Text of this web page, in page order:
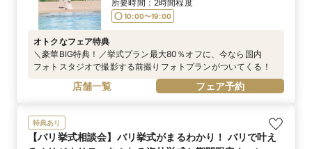
所要時間： 2時間程度
10:00〜19:00
オトクなフェア特典
＼豪華BIG特典！／挙式プラン最大80％オフに、今なら国内
フォトスタジオで撮影する前撮りフォトプランがついてくる！
店舗一覧 フェア予約
特典あり
【バリ挙式相談会】バリ挙式がまるわかり！ バリで叶え